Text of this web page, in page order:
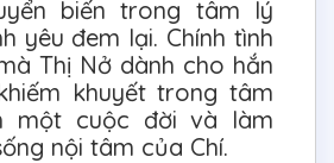
biến trong tâm lý
yêu đem lại. Chính tình
Thị Nở dành cho hắn
khuyết trong tâm
một cuộc đời và làm
nội tâm của Chí.